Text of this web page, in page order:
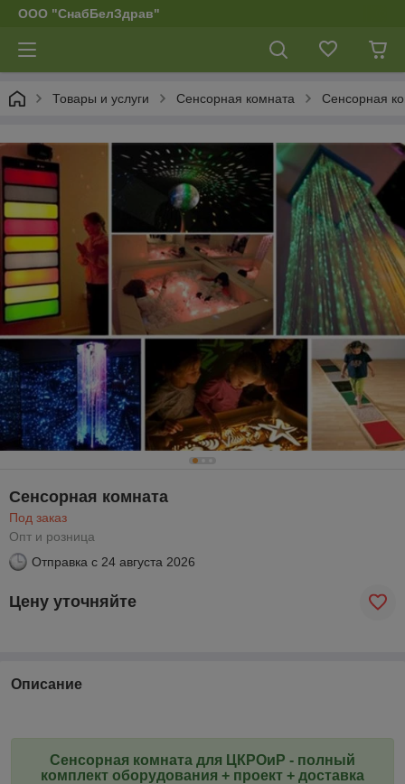
ООО "СнабБелЗдрав"
Товары и услуги Сенсорная комната Сенсорная
Сенсорная комната
Под заказ
Опт и розница
Отправка с 24 августа 2026
Цену уточняйте
Описание
Сенсорная комната для ЦКРОиР - полный
комплект оборудования + проект + доставка